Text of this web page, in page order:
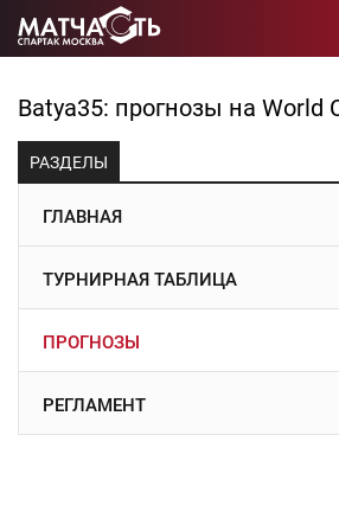
Batya35: прогнозы на World
РАЗДЕЛЫ
ГЛАВНАЯ
ТУРНИРНАЯ ТАБЛИЦА
ПРОГНОЗЫ
РЕГЛАМЕНТ